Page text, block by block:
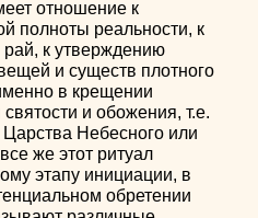
отношение к
полноты реальности, к
к утверждению
и существ плотного
в крещении
и обожения, т.е.
Небесного или
же этот ритуал
этапу инициации, в
обретении